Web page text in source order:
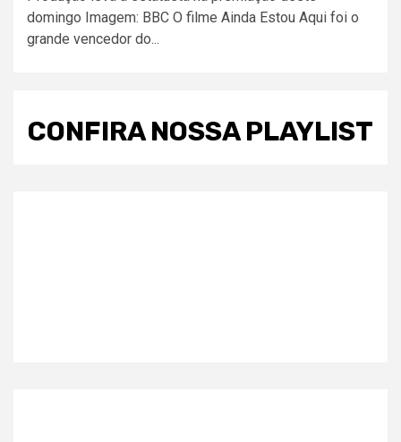
domingo Imagem: BBC O filme Ainda Estou Aqui foi o
grande vencedor do...
CONFIRA NOSSA PLAYLIST